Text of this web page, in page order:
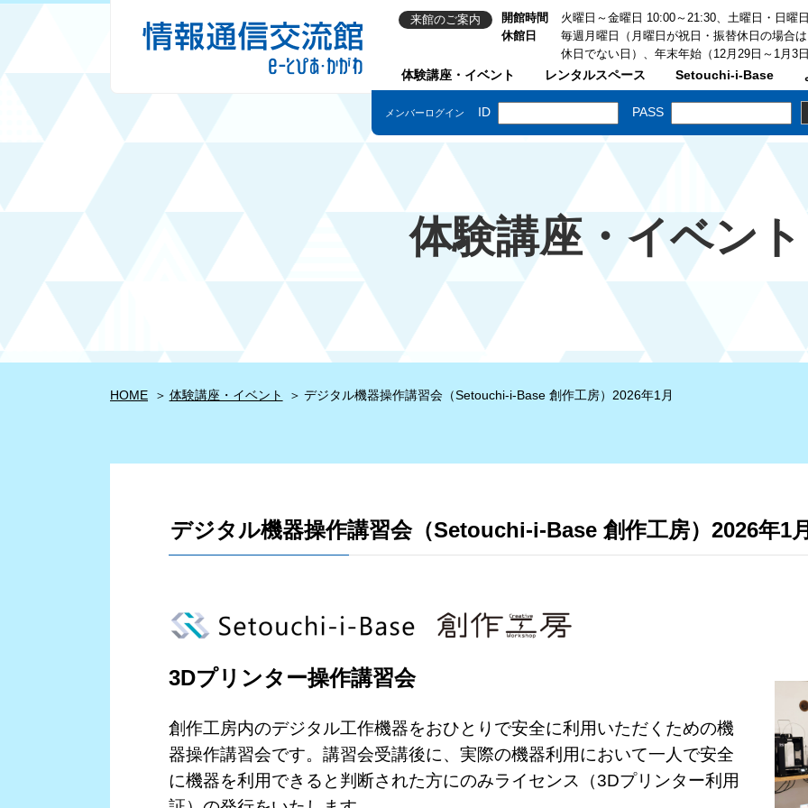
体験講座・イベント レンタルスペース Setouchi-i-Base
来館のご案内 開館時間
火曜日～金曜日 10:00～21:30、土曜日・日曜
休館日
毎週月曜日（月曜日が祝日・振替休日の場合
休日でない日）、年末年始（12月29日～1月3
体験講座・イベント
HOME 体験講座・イベント デジタル機器操作講習会（Setouchi-i-Base 創作工房）2026年1月
デジタル機器操作講習会（Setouchi-i-Base 創作工房）2026年1
3Dプリンター操作講習会
創作工房内のデジタル工作機器をおひとりで安全に利用いただくための機
器操作講習会です。講習会受講後に、実際の機器利用において一人で安全
に機器を利用できると判断された方にのみライセンス（3Dプリンター利用